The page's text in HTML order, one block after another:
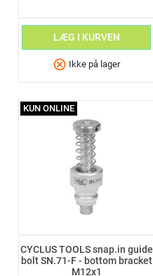
LÆG I KURVEN
cancel Ikke på lager
CYCLUS TOOLS snap.in guide
bolt SN.71-F - bottom bracket
M12x1
KUN ONLINE